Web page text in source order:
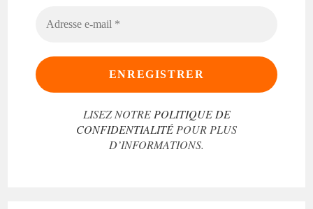
LISEZ NOTRE POLITIQUE DE
CONFIDENTIALITÉ POUR PLUS
D’INFORMATIONS.